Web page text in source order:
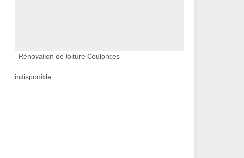
Rénovation de toiture Coulonces
indisponible